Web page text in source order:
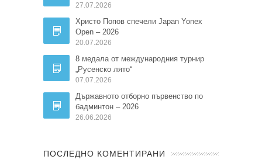
27.07.2026
Христо Попов спечели Japan Yonex
Open – 2026
20.07.2026
8 медала от международния турнир
„Русенско лято“
07.07.2026
Държавното отборно първенство по
бадминтон – 2026
26.06.2026
ПОСЛЕДНО КОМЕНТИРАНИ